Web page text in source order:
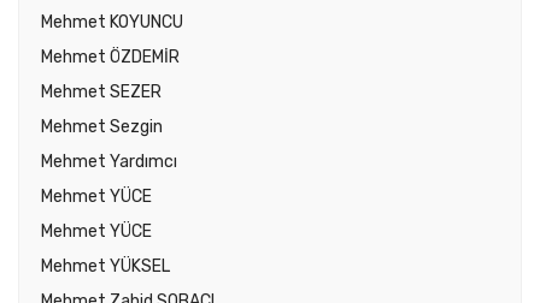
Mehmet KOYUNCU
Mehmet ÖZDEMİR
Mehmet SEZER
Mehmet Sezgin
Mehmet Yardımcı
Mehmet YÜCE
Mehmet YÜCE
Mehmet YÜKSEL